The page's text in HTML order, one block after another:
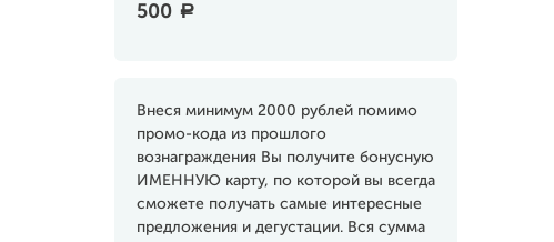
500 a
Внеся минимум 2000 рублей помимо
промо-кода из прошлого
вознаграждения Вы получите бонусную
ИМЕННУЮ карту, по которой вы всегда
сможете получать самые интересные
предложения и дегустации. Вся сумма